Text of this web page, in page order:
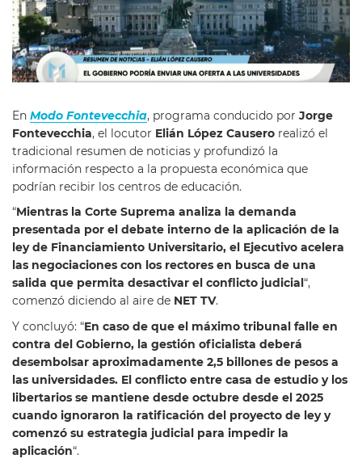
En Modo Fontevecchia, programa conducido por Jorge
Fontevecchia, el locutor Elián López Causero realizó el
tradicional resumen de noticias y profundizó la
información respecto a la propuesta económica que
podrían recibir los centros de educación.
“Mientras la Corte Suprema analiza la demanda
presentada por el debate interno de la aplicación de la
ley de Financiamiento Universitario, el Ejecutivo acelera
las negociaciones con los rectores en busca de una
salida que permita desactivar el conflicto judicial “,
comenzó diciendo al aire de NET TV.
Y concluyó: “En caso de que el máximo tribunal falle en
contra del Gobierno, la gestión oficialista deberá
desembolsar aproximadamente 2,5 billones de pesos a
las universidades. El conflicto entre casa de estudio y los
libertarios se mantiene desde octubre desde el 2025
cuando ignoraron la ratificación del proyecto de ley y
comenzó su estrategia judicial para impedir la
aplicación“.